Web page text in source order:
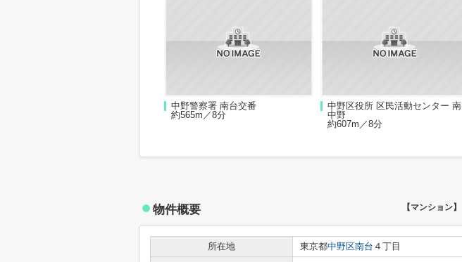
中野警察署 南台交番
約565m／8分
中野区役所 区民活動センター 南
中野
約607m／8分
物件概要 【マンション】
所在地 東京都中野区南台 ４丁目